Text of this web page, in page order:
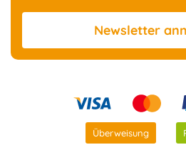
Newsletter
Überweisung